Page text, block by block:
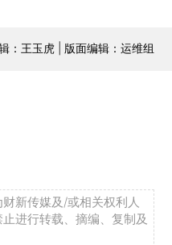
：王玉虎 | 版面编辑：运维组
新传媒及/或相关权利人
进行转载、摘编、复制及